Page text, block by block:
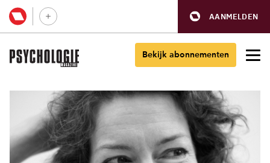
AANMELDEN
Bekijk abonnementen